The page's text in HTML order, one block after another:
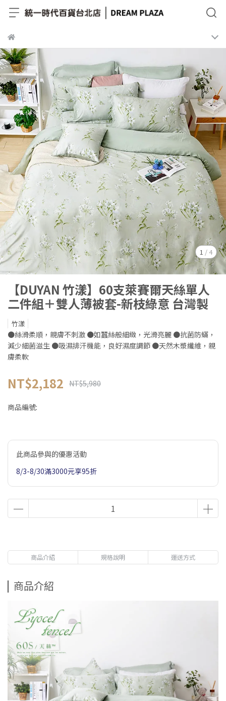
1 / 4
【DUYAN 竹漾】60支萊賽爾天絲單人
二件組＋雙人薄被套-新枝綠意 台灣製
竹漾
●絲滑柔順，親膚不刺激 ●如蠶絲般細緻，光滑亮麗 ●抗菌防蟎，
減少細菌滋生 ●吸濕排汗機能，良好濕度調節 ●天然木漿纖維，親
膚柔軟
NT$2,182 NT$5,980
商品編號:
此商品參與的優惠活動
8/3-8/30滿3000元享95折
商品介紹 規格說明 運送方式
商品介紹